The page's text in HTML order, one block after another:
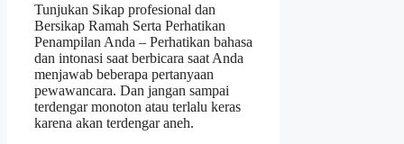
Tunjukan Sikap profesional dan
Bersikap Ramah Serta Perhatikan
Penampilan Anda – Perhatikan bahasa
dan intonasi saat berbicara saat Anda
menjawab beberapa pertanyaan
pewawancara. Dan jangan sampai
terdengar monoton atau terlalu keras
karena akan terdengar aneh.